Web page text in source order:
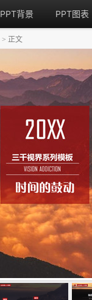
PPT背景 PPT图表
> 正文